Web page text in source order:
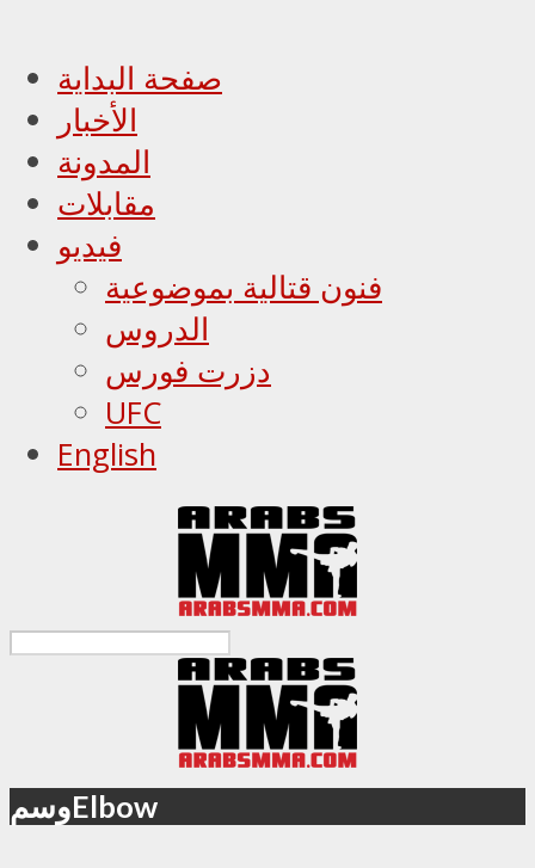
صفحة البداية
الأخبار
المدونة
مقابلات
فيديو
فنون قتالية بموضوعية
الدروس
دزرت فورس
UFC
English
وسمElbow